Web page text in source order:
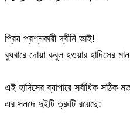
প্রিয় প্রশ্নকারী দ্বীনি ভাই!
বুধবারে দোয়া কবুল হওয়ার হাদিসের মান
এর সনদে দুইটি ত্রুটি রয়েছে: